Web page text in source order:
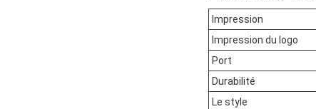
Impression
Impression du logo
Port
Durabilité
Le style